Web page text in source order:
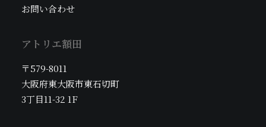
お問い合わせ
アトリエ額田
〒579-8011
大阪府東大阪市東石切町
3丁目11-32 1F